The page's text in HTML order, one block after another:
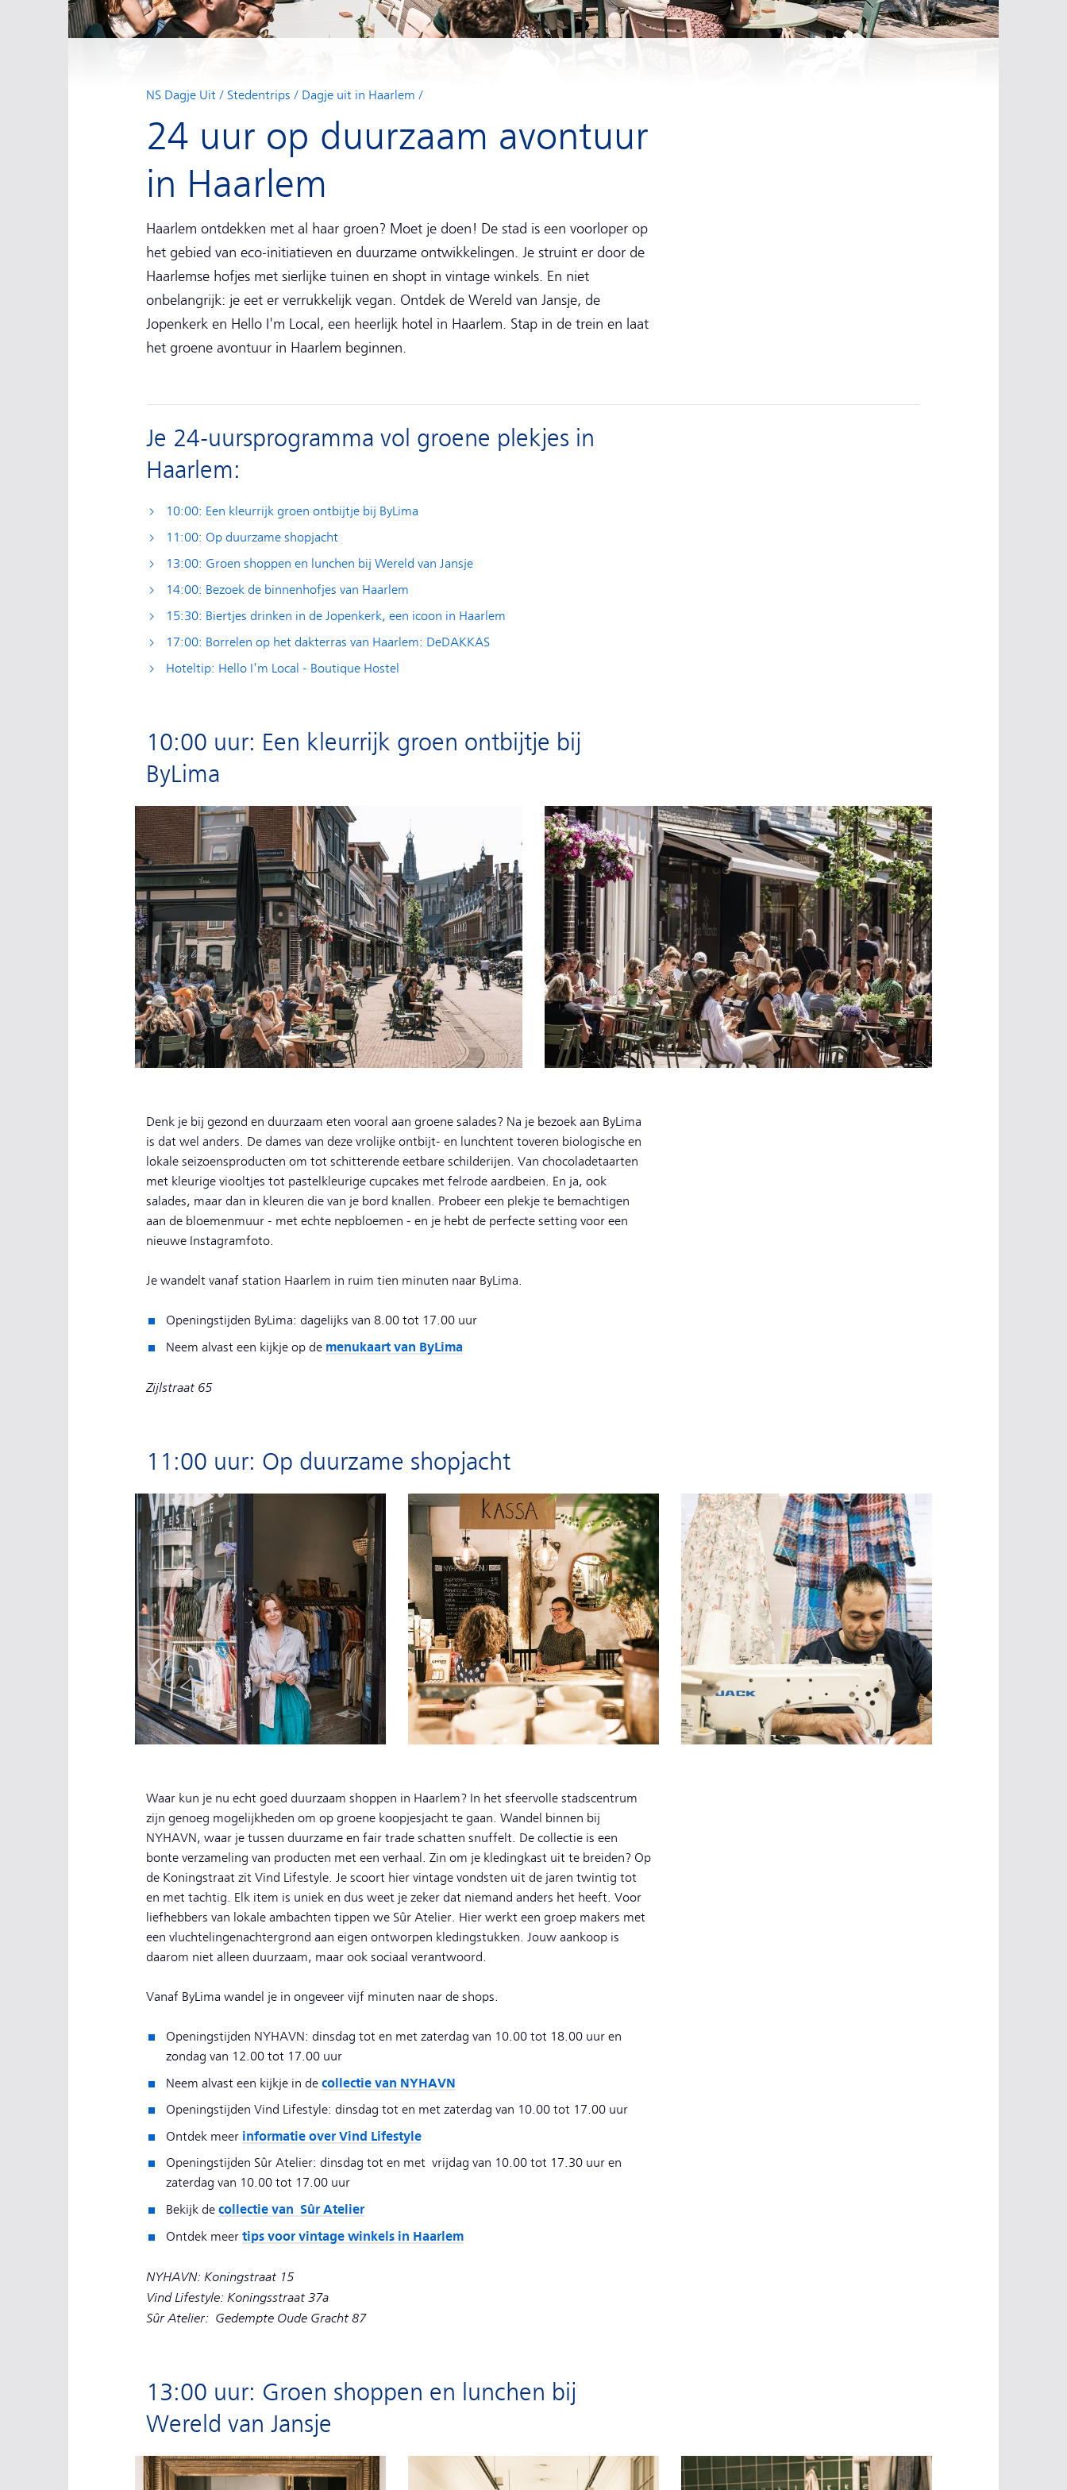
NS Dagje Uit Stedentrips Dagje uit in Haarlem
24 uur op duurzaam avontuur
in Haarlem
Haarlem ontdekken met al haar groen? Moet je doen! De stad is een voorloper op
het gebied van eco-initiatieven en duurzame ontwikkelingen. Je struint er door de
Haarlemse hofjes met sierlijke tuinen en shopt in vintage winkels. En niet
onbelangrijk: je eet er verrukkelijk vegan. Ontdek de Wereld van Jansje, de
Jopenkerk en Hello I'm Local, een heerlijk hotel in Haarlem. Stap in de trein en laat
het groene avontuur in Haarlem beginnen.
Je 24-uursprogramma vol groene plekjes in
Haarlem:
10:00: Een kleurrijk groen ontbijtje bij ByLima
11:00: Op duurzame shopjacht
13:00: Groen shoppen en lunchen bij Wereld van Jansje
14:00: Bezoek de binnenhofjes van Haarlem
15:30: Biertjes drinken in de Jopenkerk, een icoon in Haarlem
17:00: Borrelen op het dakterras van Haarlem: DeDAKKAS
Hoteltip: Hello I'm Local - Boutique Hostel
10:00 uur: Een kleurrijk groen ontbijtje bij
ByLima
Denk je bij gezond en duurzaam eten vooral aan groene salades? Na je bezoek aan ByLima
is dat wel anders. De dames van deze vrolijke ontbijt- en lunchtent toveren biologische en
lokale seizoensproducten om tot schitterende eetbare schilderijen. Van chocoladetaarten
met kleurige viooltjes tot pastelkleurige cupcakes met felrode aardbeien. En ja, ook
salades, maar dan in kleuren die van je bord knallen. Probeer een plekje te bemachtigen
aan de bloemenmuur - met echte nepbloemen - en je hebt de perfecte setting voor een
nieuwe Instagramfoto.
Je wandelt vanaf station Haarlem in ruim tien minuten naar ByLima.
Openingstijden ByLima: dagelijks van 8.00 tot 17.00 uur
Neem alvast een kijkje op de menukaart van ByLima
Zijlstraat 65
11:00 uur: Op duurzame shopjacht
Waar kun je nu echt goed duurzaam shoppen in Haarlem? In het sfeervolle stadscentrum
zijn genoeg mogelijkheden om op groene koopjesjacht te gaan. Wandel binnen bij
NYHAVN, waar je tussen duurzame en fair trade schatten snuffelt. De collectie is een
bonte verzameling van producten met een verhaal. Zin om je kledingkast uit te breiden? Op
de Koningstraat zit Vind Lifestyle. Je scoort hier vintage vondsten uit de jaren twintig tot
en met tachtig. Elk item is uniek en dus weet je zeker dat niemand anders het heeft. Voor
liefhebbers van lokale ambachten tippen we Sûr Atelier. Hier werkt een groep makers met
een vluchtelingenachtergrond aan eigen ontworpen kledingstukken. Jouw aankoop is
daarom niet alleen duurzaam, maar ook sociaal verantwoord.
Vanaf ByLima wandel je in ongeveer vijf minuten naar de shops.
Openingstijden NYHAVN: dinsdag tot en met zaterdag van 10.00 tot 18.00 uur en
zondag van 12.00 tot 17.00 uur
Neem alvast een kijkje in de collectie van NYHAVN
Openingstijden Vind Lifestyle: dinsdag tot en met zaterdag van 10.00 tot 17.00 uur
Ontdek meer informatie over Vind Lifestyle
Openingstijden Sûr Atelier: dinsdag tot en met vrijdag van 10.00 tot 17.30 uur en
zaterdag van 10.00 tot 17.00 uur
Bekijk de collectie van Sûr Atelier
Ontdek meer tips voor vintage winkels in Haarlem
NYHAVN: Koningstraat 15
Vind Lifestyle: Koningsstraat 37a
Sûr Atelier: Gedempte Oude Gracht 87
13:00 uur: Groen shoppen en lunchen bij
Wereld van Jansje